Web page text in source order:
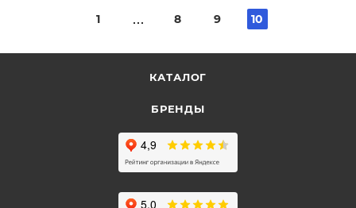
1 8 9 10
КАТАЛОГ
БРЕНДЫ